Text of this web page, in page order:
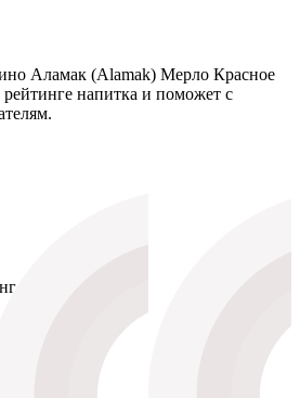
Аламак (Alamak) Мерло Красное
рейтинге напитка и поможет с